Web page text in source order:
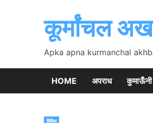
कूर्मांचल
Apka apna kurmanchal
HOME अपराध कुमाऊँनी
विविध